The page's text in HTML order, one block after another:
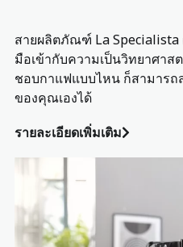
สายผลิตภัณฑ์ La
มือเข้ากับความเป็นวิทยาศา
ชอบกาแฟแบบไหน ก็สามารถ
ของคุณเองได้
รายละเอียดเพิ่มเติม